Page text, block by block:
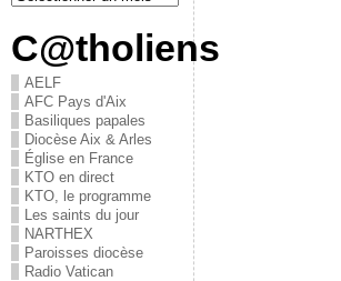
C@tholiens
AELF
AFC Pays d'Aix
Basiliques papales
Diocèse Aix & Arles
Église en France
KTO en direct
KTO, le programme
Les saints du jour
NARTHEX
Paroisses diocèse
Radio Vatican